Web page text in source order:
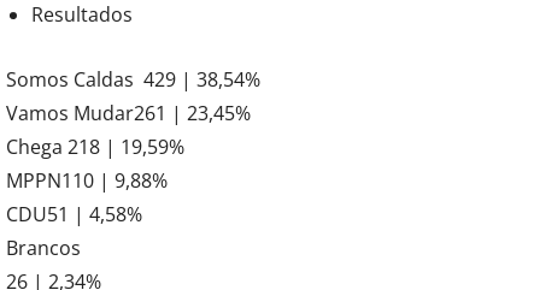
Resultados
Somos Caldas 429 | 38,54%
Vamos Mudar261 | 23,45%
Chega 218 | 19,59%
MPPN110 | 9,88%
CDU51 | 4,58%
Brancos
26 | 2,34%